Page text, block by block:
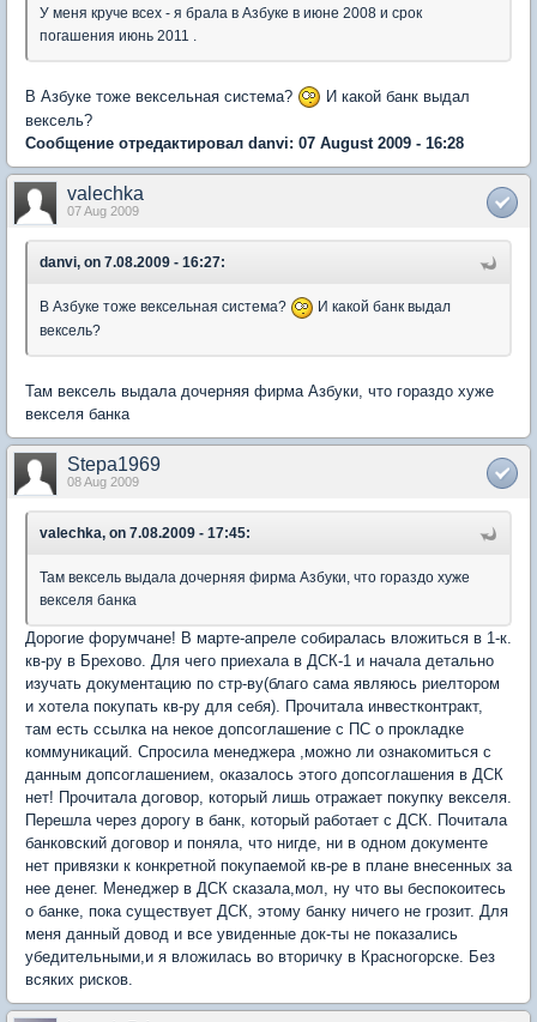
У меня круче всех - я брала в Азбуке в июне 2008 и срок
погашения июнь 2011 .
В Азбуке тоже вексельная система?
И какой банк выдал
вексель?
Сообщение отредактировал danvi: 07 August 2009 - 16:28
valechka
07 Aug 2009
danvi, on 7.08.2009 - 16:27:
В Азбуке тоже вексельная система?
И какой банк выдал
вексель?
Там вексель выдала дочерняя фирма Азбуки, что гораздо хуже
векселя банка
Stepa1969
08 Aug 2009
valechka, on 7.08.2009 - 17:45:
Там вексель выдала дочерняя фирма Азбуки, что гораздо хуже
векселя банка
Дорогие форумчане! В марте-апреле собиралась вложиться в 1-к.
кв-ру в Брехово. Для чего приехала в ДСК-1 и начала детально
изучать документацию по стр-ву(благо сама являюсь риелтором
и хотела покупать кв-ру для себя). Прочитала инвестконтракт,
там есть ссылка на некое допсоглашение с ПС о прокладке
коммуникаций. Спросила менеджера ,можно ли ознакомиться с
данным допсоглашением, оказалось этого допсоглашения в ДСК
нет! Прочитала договор, который лишь отражает покупку векселя.
Перешла через дорогу в банк, который работает с ДСК. Почитала
банковский договор и поняла, что нигде, ни в одном документе
нет привязки к конкретной покупаемой кв-ре в плане внесенных за
нее денег. Менеджер в ДСК сказала,мол, ну что вы беспокоитесь
о банке, пока существует ДСК, этому банку ничего не грозит. Для
меня данный довод и все увиденные док-ты не показались
убедительными,и я вложилась во вторичку в Красногорске. Без
всяких рисков.